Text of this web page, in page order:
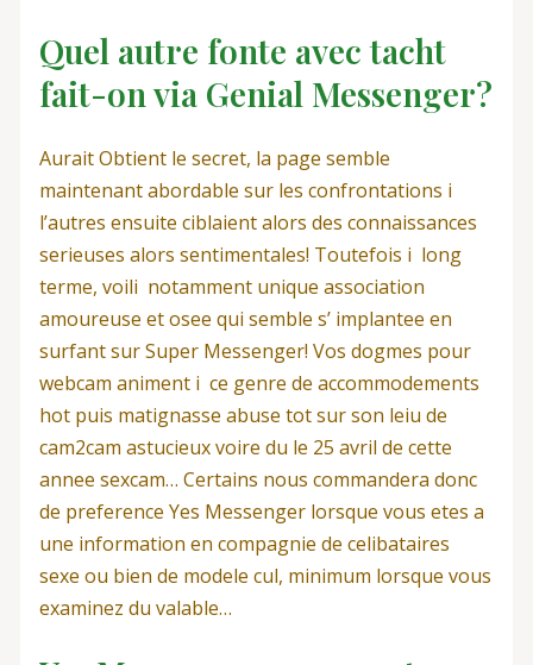
Quel autre fonte avec tacht
fait-on via Genial Messenger?
Aurait Obtient le secret, la page semble
maintenant abordable sur les confrontations i
l’autres ensuite ciblaient alors des connaissances
serieuses alors sentimentales! Toutefois i long
terme, voili notamment unique association
amoureuse et osee qui semble s’ implantee en
surfant sur Super Messenger! Vos dogmes pour
webcam animent i ce genre de accommodements
hot puis matignasse abuse tot sur son leiu de
cam2cam astucieux voire du le 25 avril de cette
annee sexcam… Certains nous commandera donc
de preference Yes Messenger lorsque vous etes a
une information en compagnie de celibataires
sexe ou bien de modele cul, minimum lorsque vous
examinez du valable…